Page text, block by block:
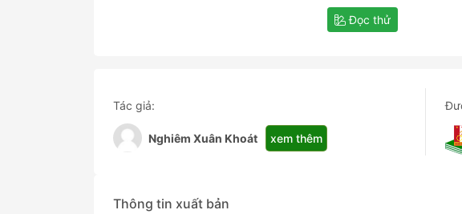
Đọc thử
Tác giả:
Nghiêm Xuân Khoát xem thêm
Thông tin xuất bản